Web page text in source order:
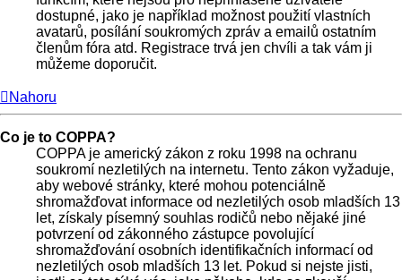
dostupné, jako je například možnost použití vlastních
avatarů, posílání soukromých zpráv a emailů ostatním
členům fóra atd. Registrace trvá jen chvíli a tak vám ji
můžeme doporučit.
Nahoru
Co je to COPPA?
COPPA je americký zákon z roku 1998 na ochranu
soukromí nezletilých na internetu. Tento zákon vyžaduje,
aby webové stránky, které mohou potenciálně
shromažďovat informace od nezletilých osob mladších 13
let, získaly písemný souhlas rodičů nebo nějaké jiné
potvrzení od zákonného zástupce povolující
shromažďování osobních identifikačních informací od
nezletilých osob mladších 13 let. Pokud si nejste jisti,